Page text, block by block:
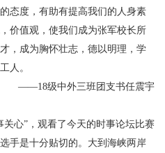
态度，有助有提高我们的人身素
价值观，使我们成为张军校长所
，成为胸怀壮志，德以明理，学
人。
——18级中外三班团支书任震宇
心”，观看了今天的时事论坛比赛
手是十分贴切的。大到海峡两岸